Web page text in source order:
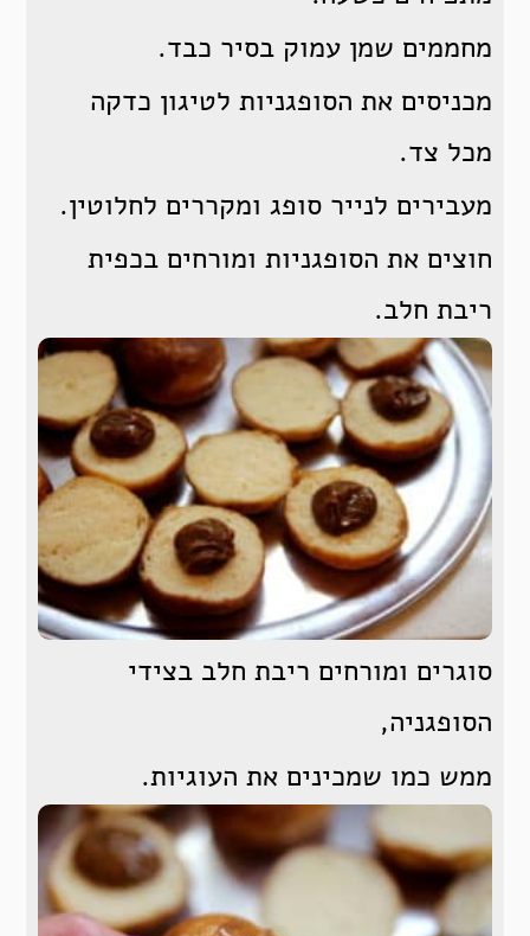
מחממים שמן עמוק בסיר כבד.
מכניסים את הסופגניות לטיגון כדקה
מכל צד.
מעבירים לנייר סופג ומקררים לחלוטין.
חוצים את הסופגניות ומורחים בכפית
ריבת חלב.
סוגרים ומורחים ריבת חלב בצידי
הסופגניה,
ממש כמו שמכינים את העוגיות.